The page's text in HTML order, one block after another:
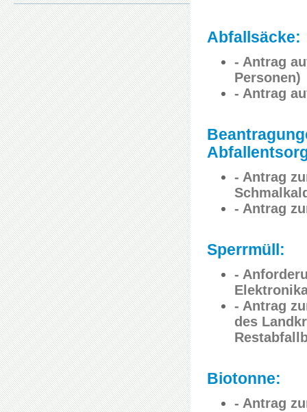
Abfallsäcke:
- Antrag
Personen)
- Antrag
- Antrag
- Antrag
Sperrmüll:
-
- Antrag
des
Biotonne:
- Antrag